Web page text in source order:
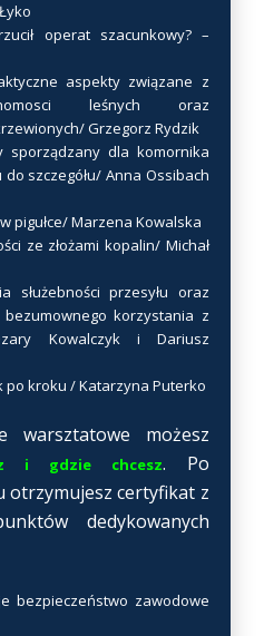
operat szacunkowy? –
aspekty związane z
leśnych oraz
Grzegorz Rydzik
sporządzany dla komornika
do szczegółu/ Anna Ossibach
pigułce/ Marzena Kowalska
ze złożami kopalin/ Michał
służebności przesyłu oraz
korzystania z
Kowalczyk i Dariusz
po kroku / Katarzyna Puterko
warsztatowe możesz
i gdzie chcesz. Po
otrzymujesz certyfikat z
dedykowanych
bezpieczeństwo zawodowe